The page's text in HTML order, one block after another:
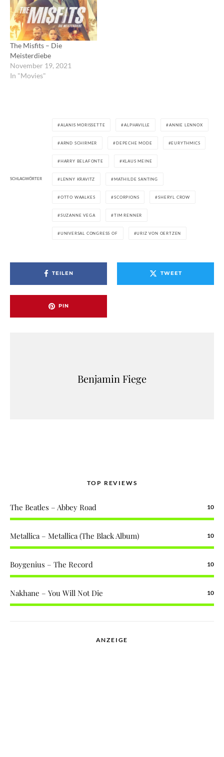
The Misfits – Die
Meisterdiebe
November 19, 2021
In "Movies"
SCHLAGWÖRTER
ALANIS MORISSETTE ALPHAVILLE ANNIE LENNOX
ARND SCHIRMER DEPECHE MODE EURYTHMICS
HARRY BELAFONTE KLAUS MEINE
LENNY KRAVITZ MATHILDE SANTING
OTTO WAALKES SCORPIONS SHERYL CROW
SUZANNE VEGA TIM RENNER
UNIVERSAL CONGRESS OF URIZ VON OERTZEN
TEILEN TWEET
PIN
Benjamin Fiege
TOP REVIEWS
The Beatles – Abbey Road 10
Metallica – Metallica (The Black Album) 10
Boygenius – The Record 10
Nakhane – You Will Not Die 10
ANZEIGE